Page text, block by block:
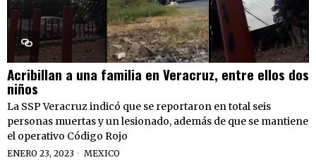
Acribillan a una familia en Veracruz, entre ellos dos
niños
La SSP Veracruz indicó que se reportaron en total seis
personas muertas y un lesionado, además de que se mantiene
el operativo Código Rojo
ENERO 23, 2023 MEXICO